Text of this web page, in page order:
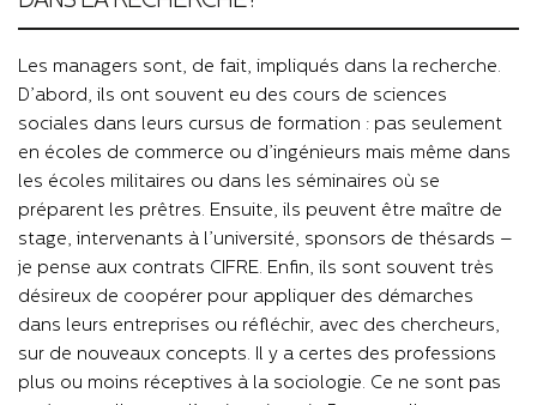
Les managers sont, de fait, impliqués dans la recherche.
D’abord, ils ont souvent eu des cours de sciences
sociales dans leurs cursus de formation : pas seulement
en écoles de commerce ou d’ingénieurs mais même dans
les écoles militaires ou dans les séminaires où se
préparent les prêtres. Ensuite, ils peuvent être maître de
stage, intervenants à l’université, sponsors de thésards –
je pense aux contrats CIFRE. Enfin, ils sont souvent très
désireux de coopérer pour appliquer des démarches
dans leurs entreprises ou réfléchir, avec des chercheurs,
sur de nouveaux concepts. Il y a certes des professions
plus ou moins réceptives à la sociologie. Ce ne sont pas